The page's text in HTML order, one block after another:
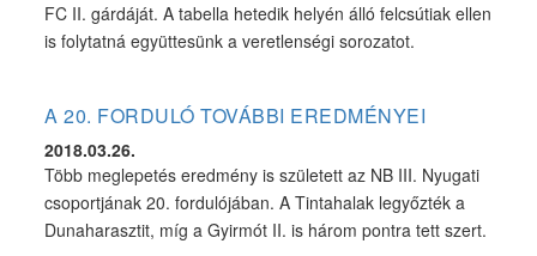
FC II. gárdáját. A tabella hetedik helyén álló felcsútiak ellen
is folytatná együttesünk a veretlenségi sorozatot.
A 20. FORDULÓ TOVÁBBI EREDMÉNYEI
2018.03.26.
Több meglepetés eredmény is született az NB III. Nyugati
csoportjának 20. fordulójában. A Tintahalak legyőzték a
Dunaharasztit, míg a Gyirmót II. is három pontra tett szert.